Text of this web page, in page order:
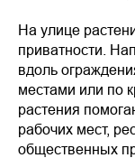
На улице
приватности.
вдоль
местами или по
растения
рабочих мест,
общественных